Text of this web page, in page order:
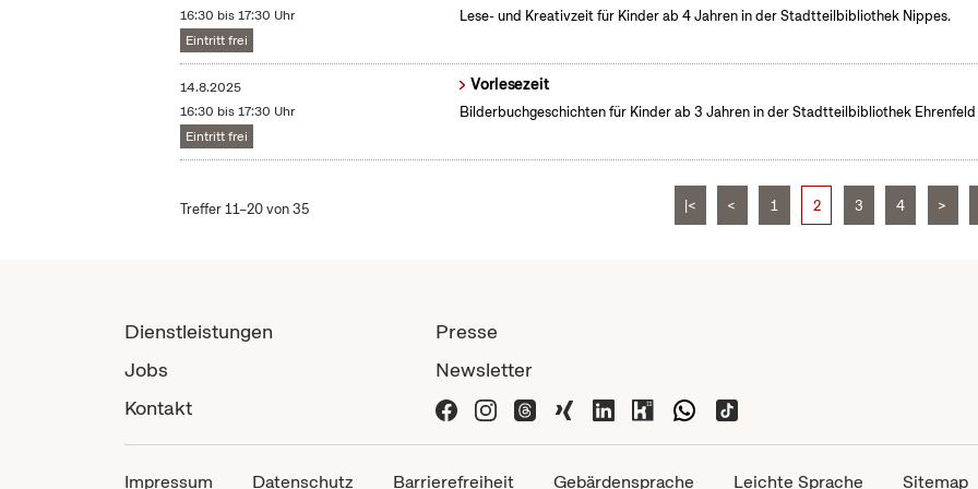
16:30 bis 17:30 Uhr
Eintritt frei
Lese- und Kreativzeit für Kinder ab 4 Jahren in der Stadtteilbibliothek Nippes.
14.8.2025
16:30 bis 17:30 Uhr
Eintritt frei
Vorlesezeit
Bilderbuchgeschichten für Kinder ab 3 Jahren in der Stadtteilbibliothek Ehrenfeld
Treffer 11–20 von 35 |< < 1 2 3 4 >
Dienstleistungen
Jobs
Kontakt
Presse
Newsletter
Impressum Datenschutz Barrierefreiheit Gebärdensprache Leichte Sprache Sitemap